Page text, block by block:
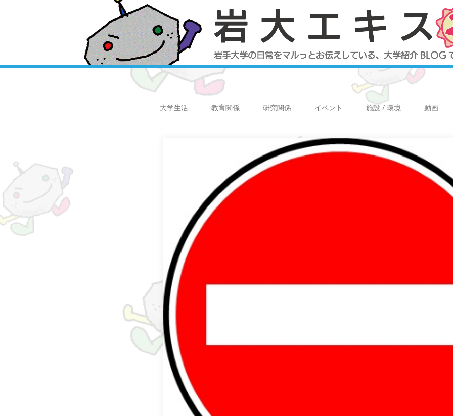
大学生活 教育関係 研究関係 イベント 施設 / 環境 動画